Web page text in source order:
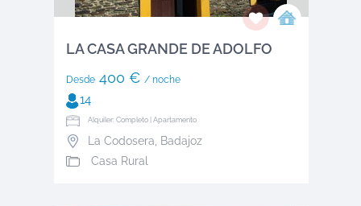
LA CASA GRANDE DE ADOLFO
Desde400 € / noche
14
Alquiler: Completo | Apartamento
La Codosera Badajoz
Casa Rural